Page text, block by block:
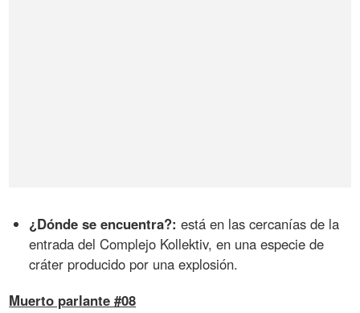
¿Dónde se encuentra?: está en las cercanías de la
entrada del Complejo Kollektiv, en una especie de
cráter producido por una explosión.
Muerto parlante #08